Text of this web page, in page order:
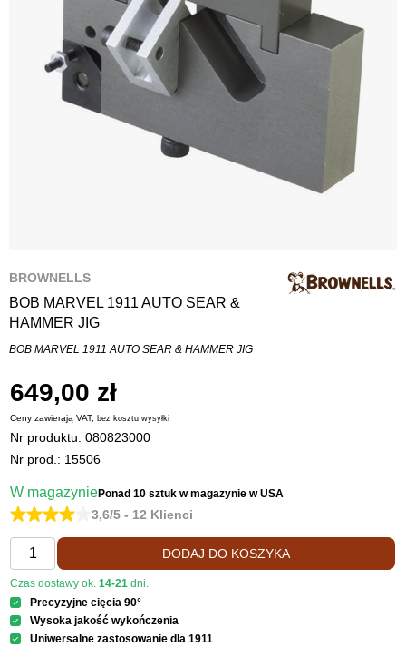
BROWNELLS
BOB MARVEL 1911 AUTO SEAR &
HAMMER JIG
BOB MARVEL 1911 AUTO SEAR & HAMMER JIG
649,00 zł
Ceny zawierają VAT,bez kosztuwysyłki
Nr produktu:080823000
Nr prod.: 15506
W magazyniePonad 10 sztukw magazynie w USA
3,6/5 - 12 Klienci
DODAJ DO KOSZYKA
Czas dostawy ok.14-21 dni.
Precyzyjne cięcia 90°
Wysoka jakość wykończenia
Uniwersalne zastosowanie dla 1911